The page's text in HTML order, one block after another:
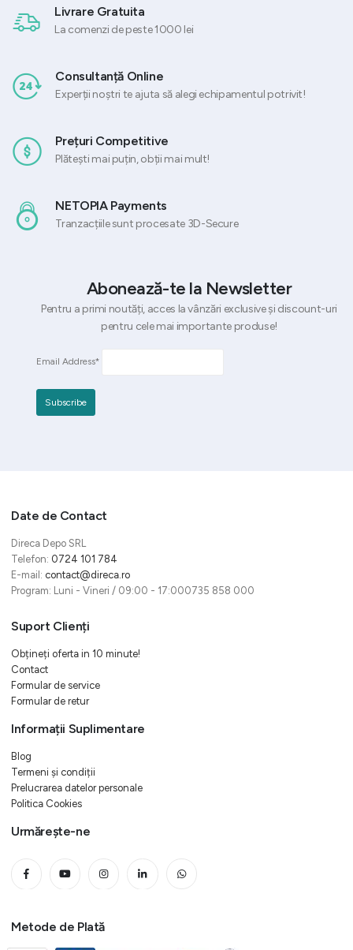
Livrare Gratuita
La comenzi de peste 1000 lei
Consultanță Online
Experții noștri te ajuta să alegi echipamentul potrivit!
Prețuri Competitive
Plătești mai puțin, obții mai mult!
NETOPIA Payments
Tranzacțiile sunt procesate 3D-Secure
Abonează-te la Newsletter
Pentru a primi noutăți, acces la vânzări exclusive și discount-uri
pentru cele mai importante produse!
Email Address*
Date de Contact
Direca Depo SRL
Telefon: 0724 101 784
E-mail: contact@direca.ro
Program: Luni - Vineri / 09:00 - 17:000735 858 000
Suport Clienți
Obțineți oferta in 10 minute!
Contact
Formular de service
Formular de retur
Informații Suplimentare
Blog
Termeni și condiții
Prelucrarea datelor personale
Politica Cookies
Urmărește-ne
Metode de Plată